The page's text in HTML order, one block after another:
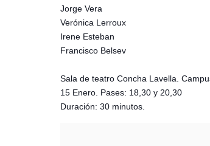
Jorge Vera
Verónica Lerroux
Irene Esteban
Francisco Belsev
Sala de teatro Concha Lavella.
15 Enero. Pases: 18,30 y 20,30
Duración: 30 minutos.